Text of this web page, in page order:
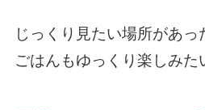
じっくり見たい場所があっ
ごはんもゆっくり楽しみ